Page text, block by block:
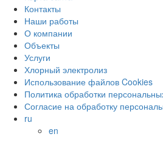
Контакты
Наши работы
О компании
Объекты
Услуги
Хлорный электролиз
Использование файлов Cookies
Политика обработки
Согласие на обработку
ru
en